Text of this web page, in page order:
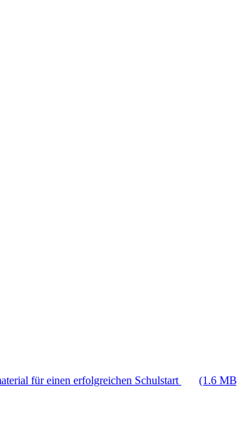
für einen erfolgreichen Schulstart
(1.6